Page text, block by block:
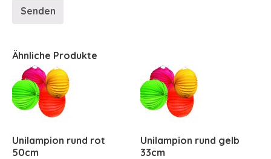
Ähnliche Produkte
Unilampion rund rot
50cm
Unilampion rund gelb
33cm